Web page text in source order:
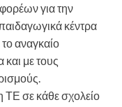
για την
κέντρα
αναγκαίο
με τους
σε κάθε σχολείο